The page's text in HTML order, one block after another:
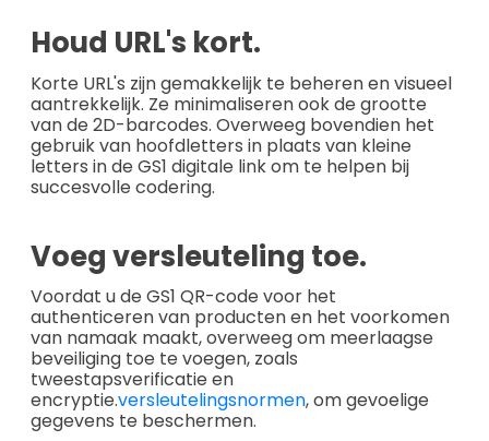
Houd URL's kort.
Korte URL's zijn gemakkelijk te beheren en visueel
aantrekkelijk. Ze minimaliseren ook de grootte
van de 2D-barcodes. Overweeg bovendien het
gebruik van hoofdletters in plaats van kleine
letters in de GS1 digitale link om te helpen bij
succesvolle codering.
Voeg versleuteling toe.
Voordat u de GS1 QR-code voor het
authenticeren van producten en het voorkomen
van namaak maakt, overweeg om meerlaagse
beveiliging toe te voegen, zoals
tweestapsverificatie en
encryptie.versleutelingsnormen, om gevoelige
gegevens te beschermen.